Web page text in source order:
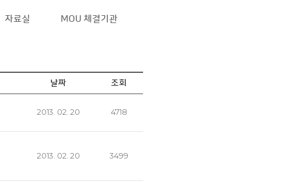
자료실 MOU 체결기관
날짜 조회
2013. 02. 20 4718
2013. 02. 20 3499